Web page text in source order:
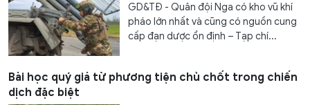
GD&TĐ - Quân đội Nga có kho vũ khí
pháo lớn nhất và cũng có nguồn cung
cấp đạn dược ổn định – Tạp chí...
Bài học quý giá từ phương tiện chủ chốt trong chiến
dịch đặc biệt